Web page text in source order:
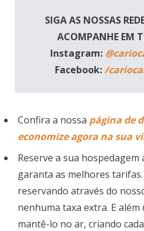
SIGA AS NOSSAS
ACOMPANHE EM
Instagram:
Facebook:/
Confira a nossa página de
economize agora na sua
Reserve a sua hospedagem
garanta as melhores
reservando através do
nenhuma taxa extra. E
mantê-lo no ar, criando